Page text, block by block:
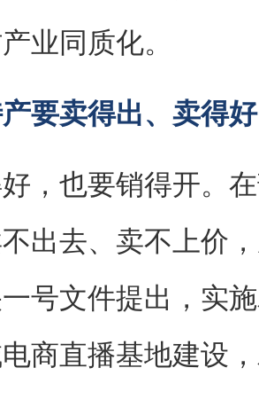
业同质化。
要卖得出、卖得好
也要销得开。在
出去、卖不上价
号文件提出，实
商直播基地建设